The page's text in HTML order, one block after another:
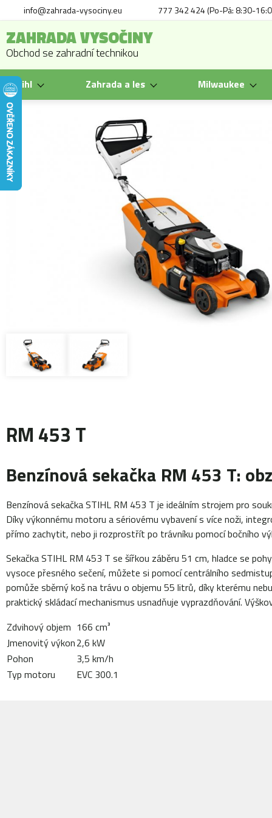
info@zahrada-vysociny.eu 777 342 424 (Po-Pá: 8:30-
ZAHRADA VYSOČINY
Obchod se zahradní technikou
Stihl Zahrada a les Milwaukee
RM 453 T
Benzínová sekačka RM 453 T:
Benzínová sekačka STIHL RM 453 T je ideálním strojem pro
Díky výkonnému motoru a sériovému vybavení s více noži,
přímo zachytit, nebo ji rozprostřít po trávníku pomocí bočního
Sekačka STIHL RM 453 T se šířkou záběru 51 cm, hladce se
vysoce přesného sečení, můžete si pomocí centrálního
pomůže sběrný koš na trávu o objemu 55 litrů, díky kterému
praktický skládací mechanismus usnadňuje vyprazdňování.
Zdvihový objem 166 cm³
Jmenovitý výkon2,6 kW
Pohon
3,5 km/h
Typ motoru
EVC 300.1